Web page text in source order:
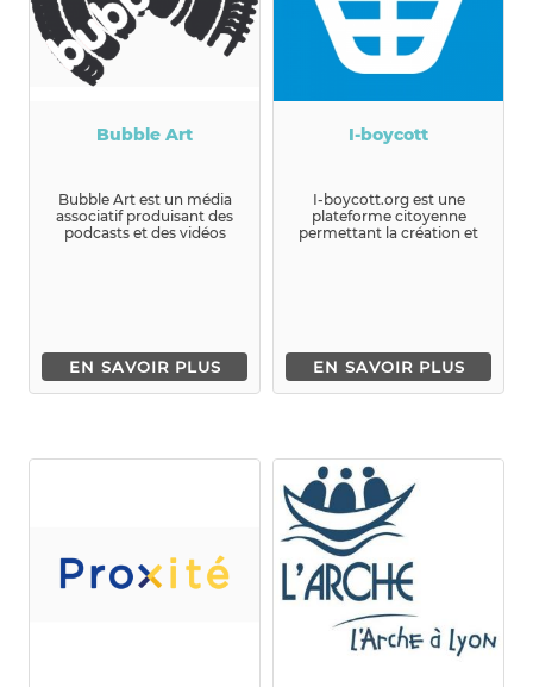
Bubble Art
Bubble Art est un média
associatif produisant des
podcasts et des vidéos
EN SAVOIR PLUS
I-boycott
I-boycott.org est une
plateforme citoyenne
permettant la création et
EN SAVOIR PLUS